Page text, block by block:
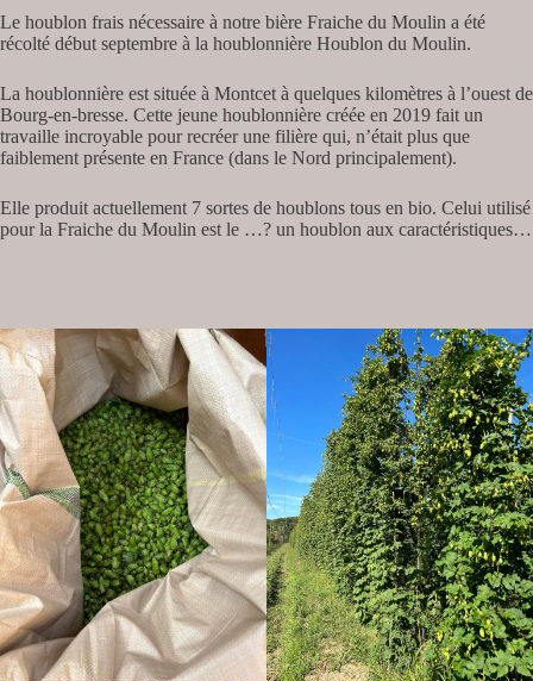
Le houblon frais nécessaire à notre bière Fraiche du Moulin a été
récolté début septembre à la houblonnière Houblon du Moulin.
La houblonnière est située à Montcet à quelques kilomètres à l’ouest de
Bourg-en-bresse. Cette jeune houblonnière créée en 2019 fait un
travaille incroyable pour recréer une filière qui, n’était plus que
faiblement présente en France (dans le Nord principalement).
Elle produit actuellement 7 sortes de houblons tous en bio. Celui utilisé
pour la Fraiche du Moulin est le …? un houblon aux caractéristiques…